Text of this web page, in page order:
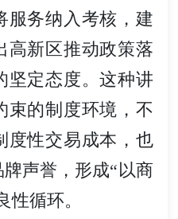
服务纳入考核，建
高新区推动政策落
坚定态度。这种讲
束的制度环境，不
度性交易成本，也
声誉，形成“以商
性循环。